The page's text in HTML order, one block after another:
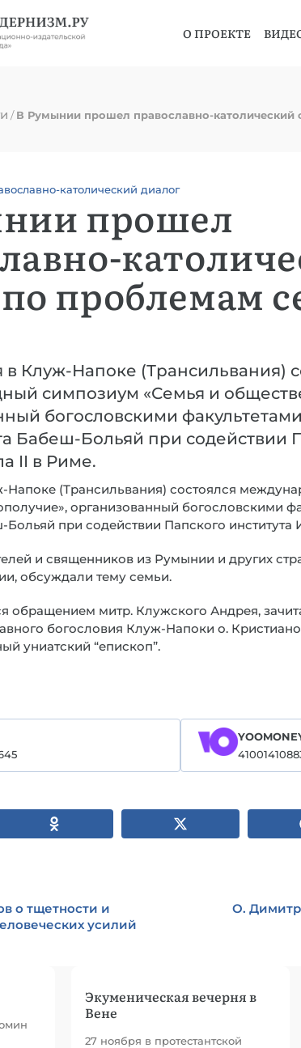
О ПРОЕКТЕ
/В Румынии прошел православно-
католический диалог
прошел
проблемам
в Клуж-Напоке (Трансильвания)
симпозиум «Семья и
богословскими
Бабеш-Больяй при содействии
II в Риме.
Напоке (Трансильвания) состоялся
организованный богословскими
Больяй при содействии Папского
и священников из Румынии и других
обсуждали тему семьи.
обращением митр. Клужского Андрея,
богословия Клуж-Напоки о.
униатский “епископ”.
о тщетности и
усилий
О.
Экуменическая вечерня в
Вене
27 ноября в протестантской